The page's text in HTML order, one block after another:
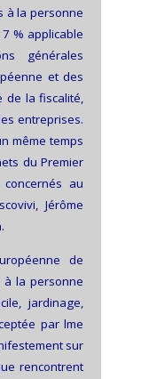
à la personne
% applicable
générales
et des
de la fiscalité,
entreprises.
même temps
du Premier
au
Jérôme
de
la personne
jardinage,
par lme
sur
rencontrent